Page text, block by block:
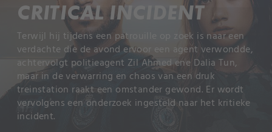
CRITICAL INCIDENT
Terwijl hij tijdens een patrouille op zoek is naar een
verdachte die de avond ervoor een agent verwondde,
achtervolgt politieagent Zil Ahmed ene Dalia Tun,
maar in de verwarring en chaos van een druk
treinstation raakt een omstander gewond. Er wordt
vervolgens een onderzoek ingesteld naar het kritieke
incident.